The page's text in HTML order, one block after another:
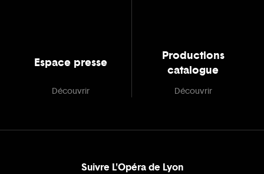
Espace presse
Découvrir
Productions
catalogue
Découvrir
Suivre L'Opéra de Lyon